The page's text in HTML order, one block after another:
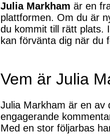
Julia Markham är en
plattformen. Om du är
du kommit till rätt plats.
kan förvänta dig när du
Vem är Julia
Julia Markham är en av
engagerande
Med en stor följarbas